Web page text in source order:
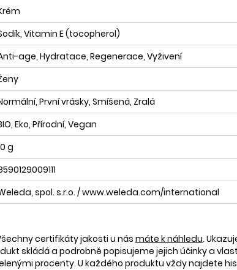
Vitamin E (tocopherol)
age, Hydratace, Regenerace, Vyživení
První vrásky, Smíšená, Zralá
Eko, Přírodní, Vegan
g
spol. s.r.o. / www.weleda.com/international
certifikáty jakosti u nás máte k náhledu.
skládá a podrobně popisujeme jejich účinky a
procenty. U každého produktu vždy najdete